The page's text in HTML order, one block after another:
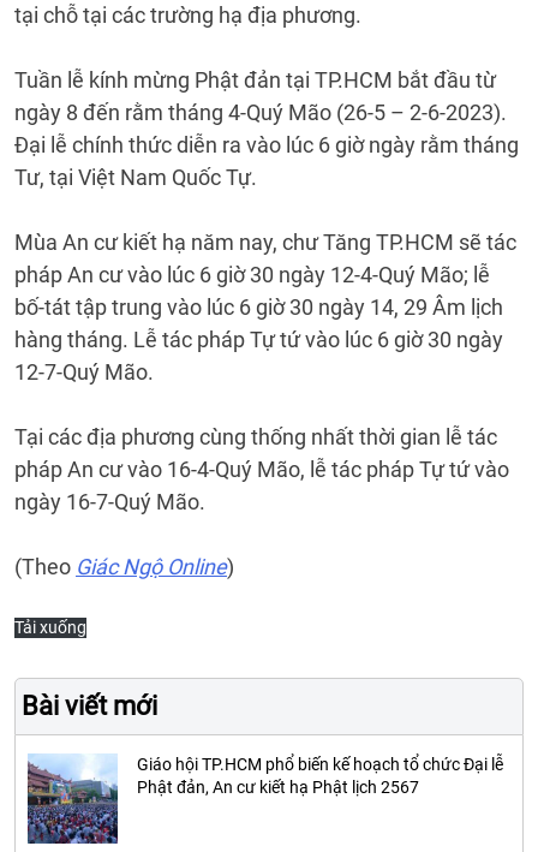
tại chỗ tại các trường hạ địa phương.
Tuần lễ kính mừng Phật đản tại TP.HCM bắt đầu từ
ngày 8 đến rằm tháng 4-Quý Mão (26-5 – 2-6-2023).
Đại lễ chính thức diễn ra vào lúc 6 giờ ngày rằm tháng
Tư, tại Việt Nam Quốc Tự.
Mùa An cư kiết hạ năm nay, chư Tăng TP.HCM sẽ tác
pháp An cư vào lúc 6 giờ 30 ngày 12-4-Quý Mão; lễ
bố-tát tập trung vào lúc 6 giờ 30 ngày 14, 29 Âm lịch
hàng tháng. Lễ tác pháp Tự tứ vào lúc 6 giờ 30 ngày
12-7-Quý Mão.
Tại các địa phương cùng thống nhất thời gian lễ tác
pháp An cư vào 16-4-Quý Mão, lễ tác pháp Tự tứ vào
ngày 16-7-Quý Mão.
(Theo Giác Ngộ Online)
Tải xuống
Bài viết mới
Giáo hội TP.HCM phổ biến kế hoạch tổ chức Đại lễ
Phật đản, An cư kiết hạ Phật lịch 2567